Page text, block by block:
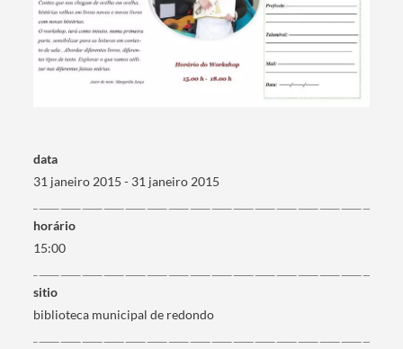
Categorias gerais
data
31 janeiro 2015 - 31 janeiro 2015
horário
15:00
sitio
biblioteca municipal de redondo